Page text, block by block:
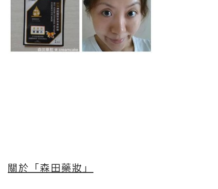
關於「森田藥妝」